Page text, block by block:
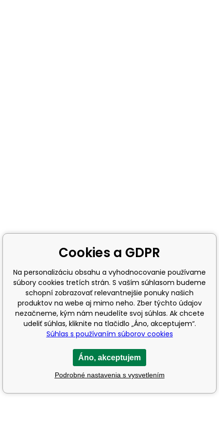
Cookies a GDPR
Na personalizáciu obsahu a vyhodnocovanie používame
súbory cookies tretích strán. S vaším súhlasom budeme
schopní zobrazovať relevantnejšie ponuky našich
produktov na webe aj mimo neho. Zber týchto údajov
nezačneme, kým nám neudelíte svoj súhlas. Ak chcete
udeliť súhlas, kliknite na tlačidlo „Áno, akceptujem“.
Súhlas s používaním súborov cookies
Áno, akceptujem
Podrobné nastavenia s vysvetlením